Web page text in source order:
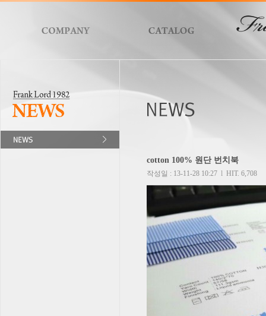
cotton 100% 원단 번치북
작성일 : 13-11-28 10:27 l HIT. 6,708